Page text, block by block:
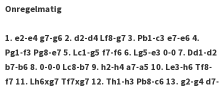
Onregelmatig
1. e2-e4 g7-g6 2. d2-d4 Lf8-g7 3. Pb1-c3 e7-e6 4.
Pg1-f3 Pg8-e7 5. Lc1-g5 f7-f6 6. Lg5-e3 0-0 7. Dd1-d2
b7-b6 8. 0-0-0 Lc8-b7 9. h2-h4 a7-a5 10. Le3-h6 Tf8-
f7 11. Lh6xg7 Tf7xg7 12. Th1-h3 Pb8-c6 13. g2-g4 d7-